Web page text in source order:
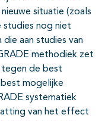
situatie (zoals
studies nog niet
die aan studies van
methodiek zet
de best
mogelijke
systematiek
van het effect